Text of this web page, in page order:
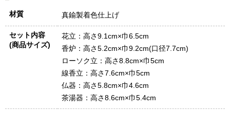
材質 真鍮製着色仕上げ
セット内容
(商品サイズ)
花立：高さ9.1cm×巾6.5cm
香炉：高さ5.2cm×巾9.2cm(口径7.7cm)
ローソク立：高さ8.8cm×巾5cm
線香立：高さ7.6cm×巾5cm
仏器：高さ5.8cm×巾4.6cm
茶湯器：高さ8.6cm×巾5.4cm